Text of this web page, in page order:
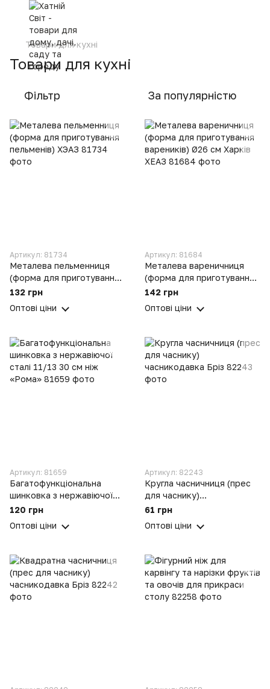
Товари для кухні
Товари для кухні
Фільтр За популярністю
Артикул: 81734
Металева пельменниця
(форма для приготування
пельменів) ХЭАЗ
132 грн
Оптові ціни
Артикул: 81684
Металева вареничниця
(форма для приготування
вареників) Ø26 см Харків
142 грн
Оптові ціни
Артикул: 81659
Багатофункціональна
шинковка з нержавіючої
сталі 11/13 30 см ніж
120 грн
Оптові ціни
Артикул: 82243
Кругла часничниця (прес
для часнику)
часникодавка Бріз
61 грн
Оптові ціни